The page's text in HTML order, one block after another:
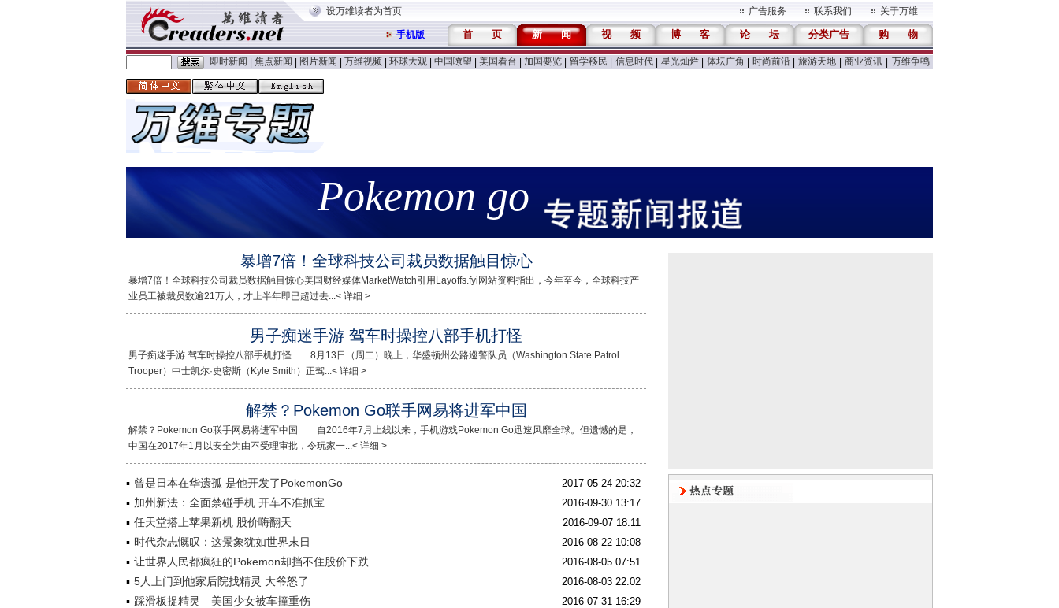
设万维读者为首页 广告服务 联系我们 关于万维
手机版 首 页 新 闻 视 频 博 客 论 坛 分类广告 购 物
即时新闻 焦点新闻 图片新闻 万维视频 环球大观 中国嘹望 美国看台 加国要览 留学移民 信息时代 星光灿烂 体坛广角 时尚前沿 旅游天地 商业资讯 万维争鸣
Pokemon go
暴增7倍！全球科技公司裁员数据触目惊心
暴增7倍！全球科技公司裁员数据触目惊心美国财经媒体MarketWatch引用Layoffs.fyi网站资料指出，今年至今，全球科技产
业员工被裁员数逾21万人，才上半年即已超过去...< 详细 >
男子痴迷手游 驾车时操控八部手机打怪
男子痴迷手游 驾车时操控八部手机打怪 8月13日（周二）晚上，华盛顿州公路巡警队员（Washington State Patrol
Trooper）中士凯尔·史密斯（Kyle Smith）正驾...< 详细 >
解禁？Pokemon Go联手网易将进军中国
解禁？Pokemon Go联手网易将进军中国 自2016年7月上线以来，手机游戏Pokemon Go迅速风靡全球。但遗憾的是，
中国在2017年1月以安全为由不受理审批，令玩家一...< 详细 >
曾是日本在华遗孤 是他开发了PokemonGo 2017-05-24 20:32
加州新法：全面禁碰手机 开车不准抓宝 2016-09-30 13:17
任天堂搭上苹果新机 股价嗨翻天 2016-09-07 18:11
时代杂志慨叹：这景象犹如世界末日 2016-08-22 10:08
让世界人民都疯狂的Pokemon却挡不住股价下跌 2016-08-05 07:51
5人上门到他家后院找精灵 大爷怒了 2016-08-03 22:02
踩滑板捉精灵 美国少女被车撞重伤 2016-07-31 16:29